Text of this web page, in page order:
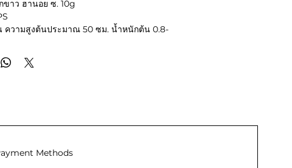
ขาว ฮานอย ซ. 10g
ความสูงต้นประมาณ 50 ซม. น้ำหนักต้น 0.8-
Methods